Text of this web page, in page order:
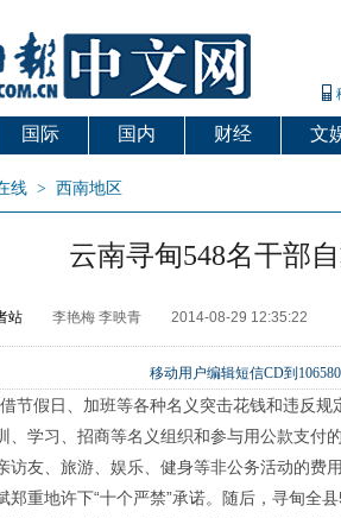
国际 国内 财经 文
线 > 西南地区
云南寻甸548名干部
站 李艳梅 李映青 2014-08-29 12:35:22
移动用户编辑短信CD到
节假日、加班等各种名义突击花钱和违反
、学习、招商等名义组织和参与用公款支付
访友、旅游、娱乐、健身等非公务活动的费
郑重地许下“十个严禁”承诺。随后，寻甸全